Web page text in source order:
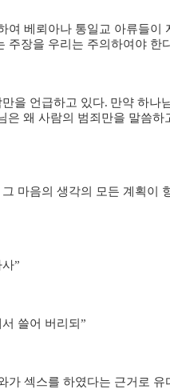
여 베뢰아나 통일교 아류들이
주장을 우리는 주의하여야 한
을 언급하고 있다. 만약 하나
은 왜 사람의 범죄만을 말씀하
마음의 생각의 모든 계획이
사”
쓸어 버리되 ”
가 섹스를 하였다는 근거로 유